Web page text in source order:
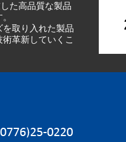
た高品質な製品
取り入れた製品
革新していくこ